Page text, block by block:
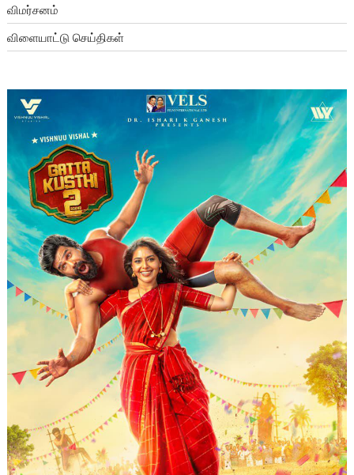
விமர்சனம்
விளையாட்டு செய்திகள்